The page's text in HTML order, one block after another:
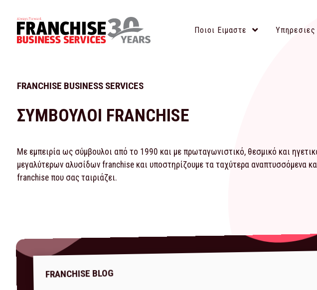
Ποιοι Ειμαστε Υπηρεσιες
FRANCHISE BUSINESS SERVICES
ΣΥΜΒΟΥΛΟΙ FRANCHISE
Με εμπειρία ως σύμβουλοι από το 1990 και με πρωταγωνιστικό, θεσμικό και
μεγαλύτερων αλυσίδων franchise και υποστηρίζουμε τα ταχύτερα αναπτυσσόμενα
franchise που σας ταιριάζει.
FRANCHISE BLOG